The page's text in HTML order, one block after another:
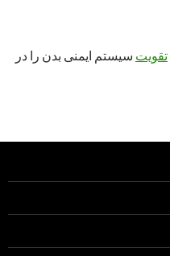
تقویت سیستم ایمنی بدن را در